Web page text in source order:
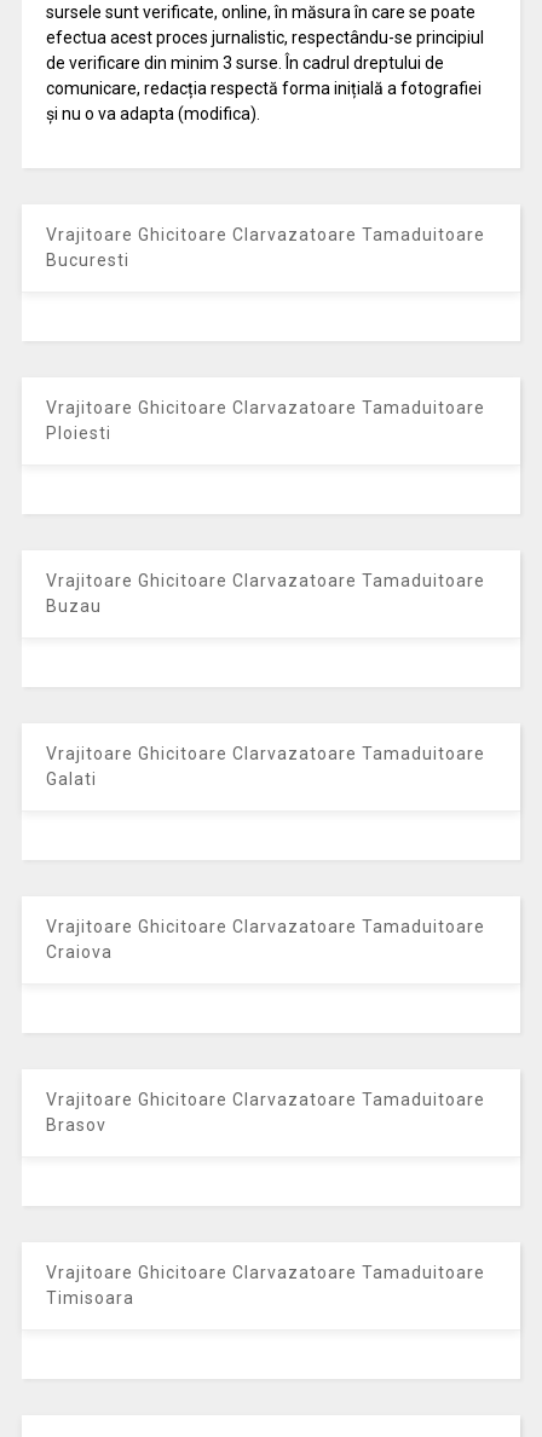
sursele sunt verificate, online, în măsura în care se poate
efectua acest proces jurnalistic, respectându-se principiul
de verificare din minim 3 surse. În cadrul dreptului de
comunicare, redacția respectă forma inițială a fotografiei
și nu o va adapta (modifica).
Vrajitoare Ghicitoare Clarvazatoare Tamaduitoare
Bucuresti
Vrajitoare Ghicitoare Clarvazatoare Tamaduitoare
Ploiesti
Vrajitoare Ghicitoare Clarvazatoare Tamaduitoare
Buzau
Vrajitoare Ghicitoare Clarvazatoare Tamaduitoare
Galati
Vrajitoare Ghicitoare Clarvazatoare Tamaduitoare
Craiova
Vrajitoare Ghicitoare Clarvazatoare Tamaduitoare
Brasov
Vrajitoare Ghicitoare Clarvazatoare Tamaduitoare
Timisoara